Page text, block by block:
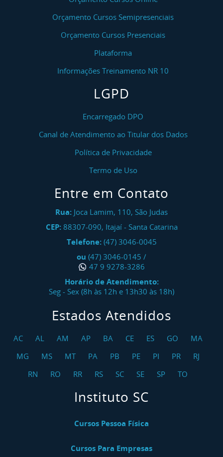
Orçamento Cursos Semipresenciais
Orçamento Cursos Presenciais
Plataforma
Informações Treinamento NR 10
LGPD
Encarregado DPO
Canal de Atendimento ao Titular dos Dados
Política de Privacidade
Termo de Uso
Entre em Contato
Rua: Joca Lamim, 110, São Judas
CEP: 88307-090, Itajaí- Santa Catarina
Telefone: (47) 3046-0045
ou (47) 3046-0145 /
47 9 9278-3286
Horário de Atendimento:
Seg - Sex (8h às 12h e 13h30 às 18h)
Estados Atendidos
AC AL AM AP BA CE ES GO
MA
MG
MS MT PA PB PE PI PR
RJ
RN
RO RR RS SC SE SP TO
Instituto SC
Cursos Pessoa Física
Cursos Para Empresas